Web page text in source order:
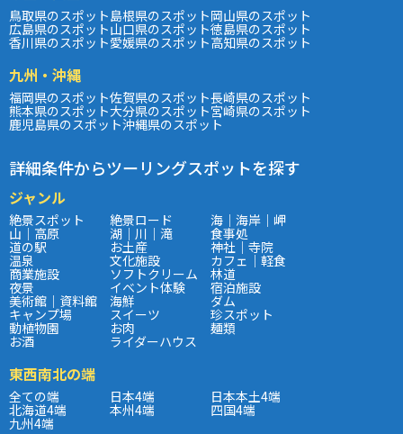
鳥取県のスポット島根県のスポット岡山県のスポット
広島県のスポット山口県のスポット徳島県のスポット
香川県のスポット愛媛県のスポット高知県のスポット
九州・沖縄
福岡県のスポット佐賀県のスポット長崎県のスポット
熊本県のスポット大分県のスポット宮崎県のスポット
鹿児島県のスポット沖縄県のスポット
詳細条件からツーリングスポットを探す
ジャンル
絶景スポット 絶景ロード 海｜海岸｜岬
山｜高原 湖｜川｜滝 食事処
道の駅 お土産 神社｜寺院
温泉 文化施設 カフェ｜軽食
商業施設 ソフトクリーム 林道
夜景 イベント体験 宿泊施設
美術館｜資料館 海鮮 ダム
キャンプ場 スイーツ 珍スポット
動植物園 お肉 麺類
お酒 ライダーハウス
東西南北の端
全ての端 日本4端 日本本土4端
北海道4端 本州4端 四国4端
九州4端